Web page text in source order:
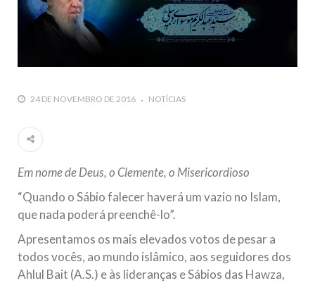
Islâmico no Brasil parabeniza a nação islâmica pela chegada
no ano novo muçulmano de 1435 Hejrita. Desejamos a
todos os irmãos e irmãs um novo
(A.S.)
muçulmanos, o Imam Ali Ibn Al-Hussein Ibn Ali Ibn Abi Táleb
(A.S.), conhecido por “Zein Al-Ábidin” (Formosura
NOTÍCIAS
Centro Islâmico no Brasil recebe o ex-
ministro das Relações Exteriores da
República Islâmica do Irã
Na noite da quinta-feira, 03 de Abril, o Centro Islâmico no
24 DE NOVEMBRO DE 2016 NOTÍCIAS
Em nome de Deus, o Clemente, o Misericordioso
“Quando o Sábio falecer haverá um vazio no Islam,
que nada poderá preenchê-lo”.
Apresentamos os mais elevados votos de pesar a
todos vocês, ao mundo islâmico, aos seguidores dos
Ahlul Bait (A.S.) e às lideranças e Sábios das Hawza,